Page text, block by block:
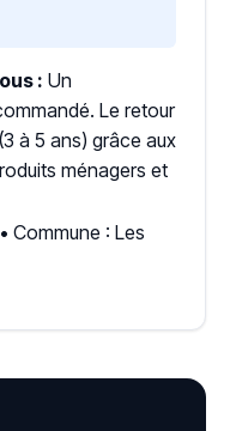
: Un
Le retour
à 5 ans) grâce aux
ménagers et
Commune : Les